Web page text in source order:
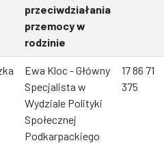
przeciwdziałania
przemocy w
rodzinie
Ewa Kloc - Główny
Specjalista w
Wydziale Polityki
Społecznej
Podkarpackiego
17 86 71
375